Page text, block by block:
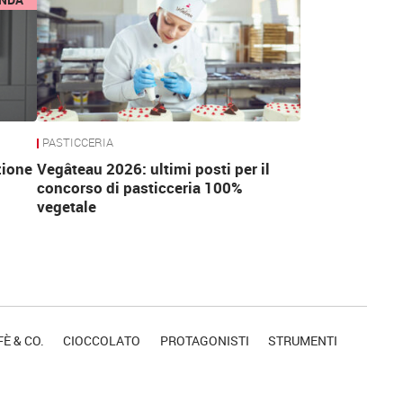
PASTICCERIA
Vegâteau 2026: ultimi posti per il
concorso di pasticceria 100%
vegetale
& CO. CIOCCOLATO PROTAGONISTI STRUMENTI